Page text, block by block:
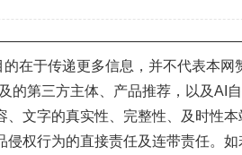
在于传递更多信息，并不代表本网
的第三方主体、产品推荐，以及AI
文字的真实性、完整性、及时性
权行为的直接责任及连带责任。